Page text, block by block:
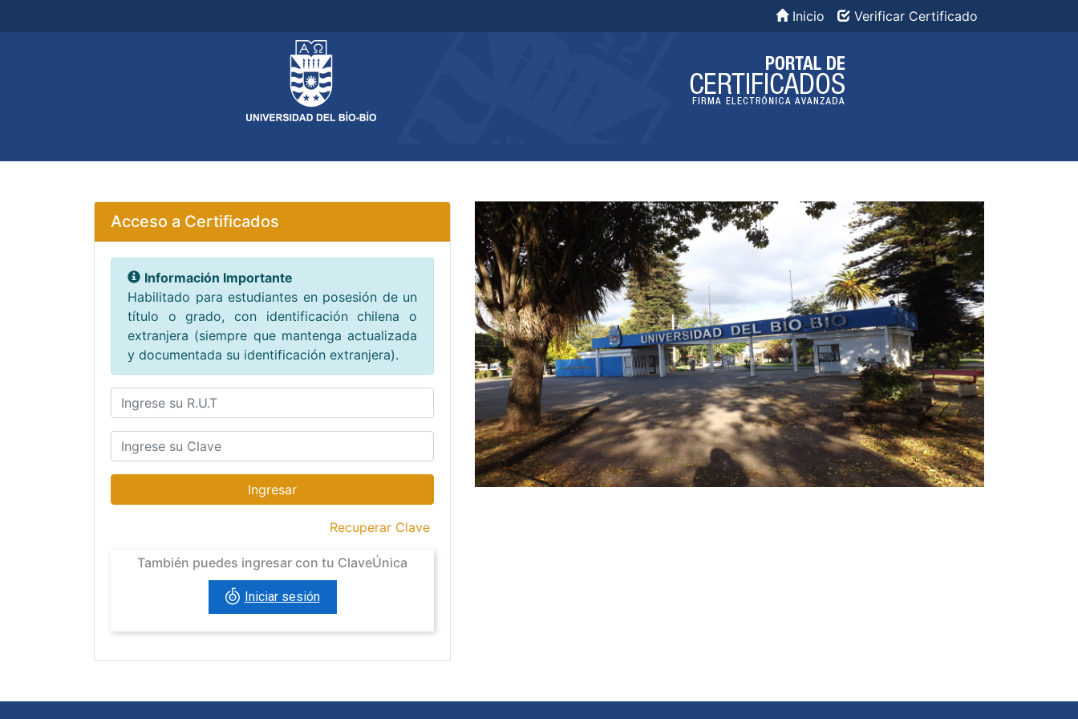
Inicio Verificar Certificado
Acceso a Certificados
Información Importante
Habilitado para estudiantes en posesión de un
título o grado, con identificación chilena o
extranjera (siempre que mantenga actualizada
y documentada su identificación extranjera).
Ingresar
Recuperar Clave
También puedes ingresar con tu ClaveÚnica
Iniciar sesión